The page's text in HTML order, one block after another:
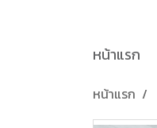
หน้าแรก
หน้าแรก